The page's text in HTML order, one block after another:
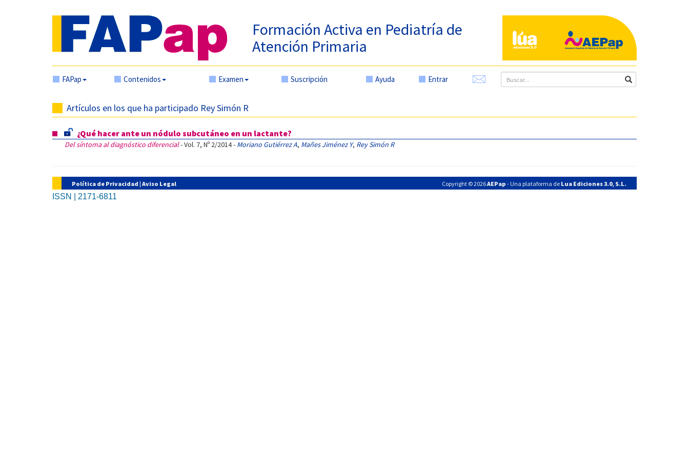
Formación Activa en Pediatría de
Atención Primaria
FAPap Contenidos Examen Suscripción Ayuda Entrar
Artículos en los que ha participado Rey Simón R
¿Qué hacer ante un nódulo subcutáneo en un lactante?
Del síntoma al diagnóstico diferencial- Vol. 7, Nº 2/2014 - Moriano Gutiérrez A, Mañes Jiménez Y, Rey Simón R
Política de Privacidad | Aviso Legal Copyright © 2026AEPap - Una plataforma de Lua Ediciones 3.0, S.L.
ISSN | 2171-6811